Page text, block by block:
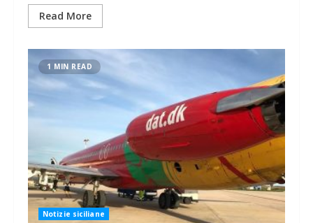
Read More
1 MIN READ
Notizie siciliane